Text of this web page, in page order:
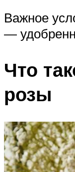
Важное
—
Что
розы